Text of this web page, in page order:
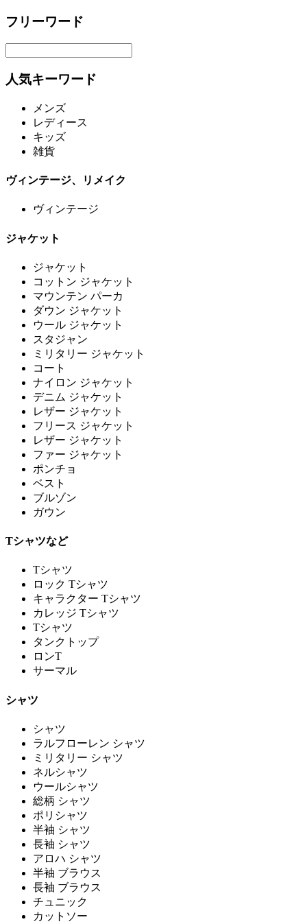
フリーワード
人気キーワード
メンズ
レディース
キッズ
雑貨
ヴィンテージ、リメイク
ヴィンテージ
ジャケット
ジャケット
コットン ジャケット
マウンテン パーカ
ダウン ジャケット
ウール ジャケット
スタジャン
ミリタリー ジャケット
コート
ナイロン ジャケット
デニム ジャケット
レザー ジャケット
フリース ジャケット
レザー ジャケット
ファー ジャケット
ポンチョ
ベスト
ブルゾン
ガウン
Tシャツなど
Tシャツ
ロック Tシャツ
キャラクター Tシャツ
カレッジ Tシャツ
Tシャツ
タンクトップ
ロンT
サーマル
シャツ
シャツ
ラルフローレン シャツ
ミリタリー シャツ
ネルシャツ
ウールシャツ
総柄 シャツ
ポリシャツ
半袖 シャツ
長袖 シャツ
アロハ シャツ
半袖 ブラウス
長袖 ブラウス
チュニック
カットソー